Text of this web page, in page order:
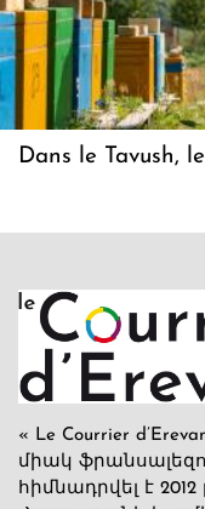
Dans le Tavush,
« Le Courrier
միակ
հիմնադրվել է